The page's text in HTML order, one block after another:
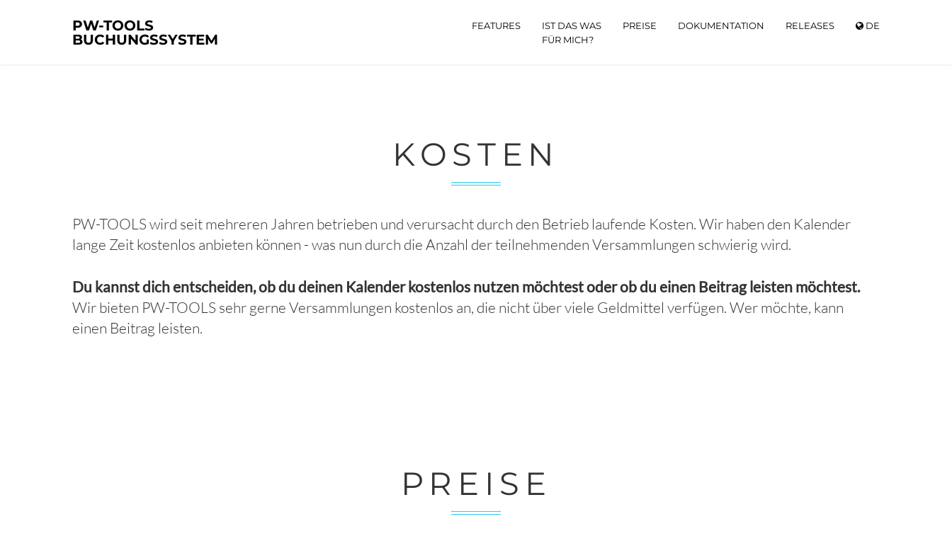
PW-TOOLS
BUCHUNGSSYSTEM
FEATURES
IST DAS WAS
FÜR MICH?
PREISE DOKUMENTATION RELEASES DE
KOSTEN
PW-TOOLS wird seit mehreren Jahren betrieben und verursacht durch den Betrieb laufende Kosten. Wir haben den Kalender
lange Zeit kostenlos anbieten können - was nun durch die Anzahl der teilnehmenden Versammlungen schwierig wird.
Du kannst dich entscheiden, ob du deinen Kalender kostenlos nutzen möchtest oder ob du einen Beitrag leisten möchtest.
Wir bieten PW-TOOLS sehr gerne Versammlungen kostenlos an, die nicht über viele Geldmittel verfügen. Wer möchte, kann
einen Beitrag leisten.
PREISE